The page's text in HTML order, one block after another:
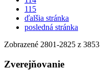
115
ďalšia stránka
posledná stránka
Zobrazené 2801-2825 z 3853
Zverejňovanie